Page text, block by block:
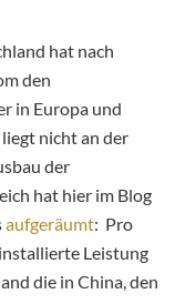
hat nach
den
in Europa und
nicht an der
der
hat hier im Blog
aufgeräumt: Pro
Leistung
die in China, den